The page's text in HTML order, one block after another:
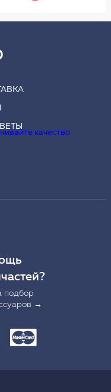
подбор
→